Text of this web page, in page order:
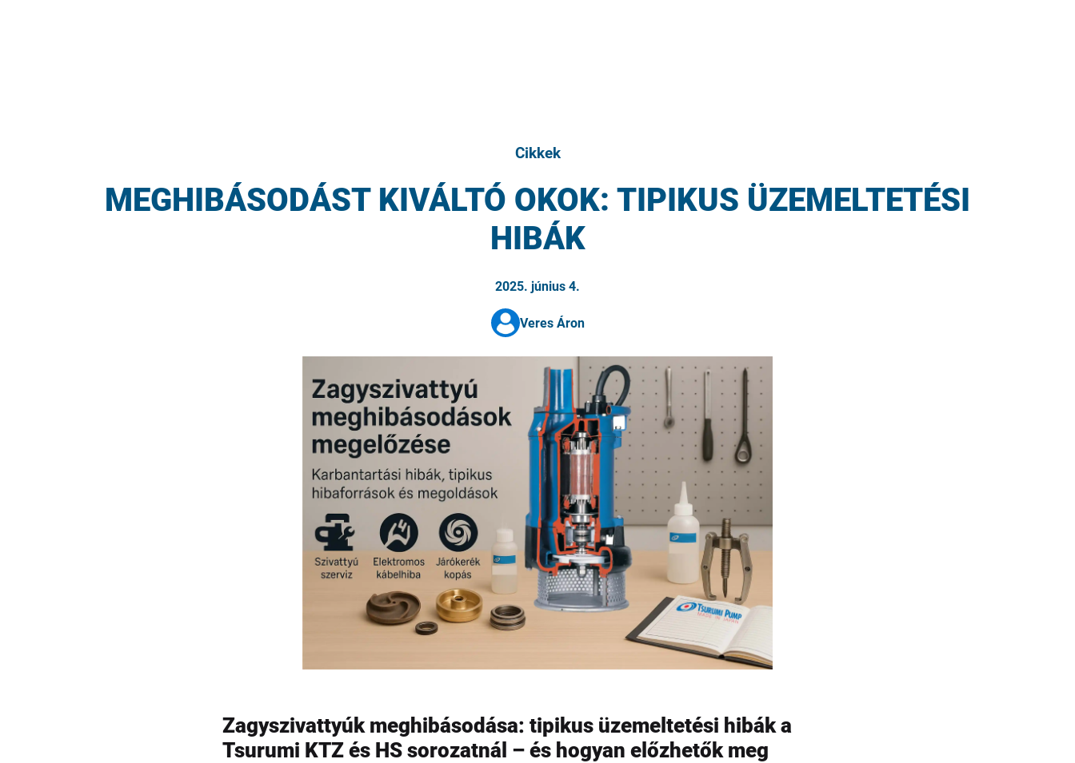
Cikkek
MEGHIBÁSODÁST KIVÁLTÓ OKOK: TIPIKUS ÜZEMELTETÉSI
HIBÁK
2025. június 4.
Veres Áron
Zagyszivattyúk meghibásodása: tipikus üzemeltetési hibák a
Tsurumi KTZ és HS sorozatnál – és hogyan előzhetők meg